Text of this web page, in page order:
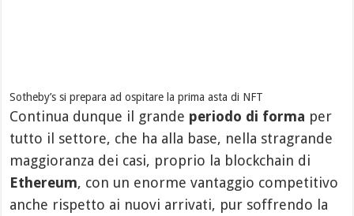
Sotheby’s si prepara ad ospitare la prima asta di NFT
Continua dunque il grande periodo di forma per
tutto il settore, che ha alla base, nella stragrande
maggioranza dei casi, proprio la blockchain di
Ethereum, con un enorme vantaggio competitivo
anche rispetto ai nuovi arrivati, pur soffrendo la